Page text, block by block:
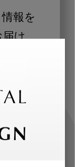
報を
届け
師、歯
せた内
ます。